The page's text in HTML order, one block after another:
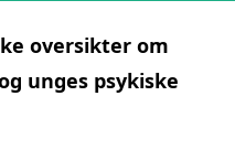
oversikter om
unges psykiske